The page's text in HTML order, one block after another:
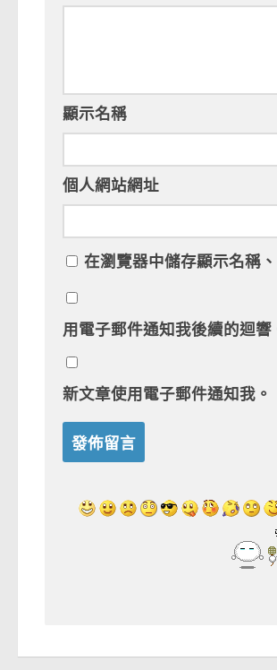
顯示名稱
個人網站網址
在瀏覽器中儲存顯示名稱
用電子郵件通知我後續的迴響
新文章使用電子郵件通知我。